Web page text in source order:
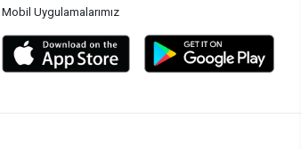
Mobil Uygulamalarımız